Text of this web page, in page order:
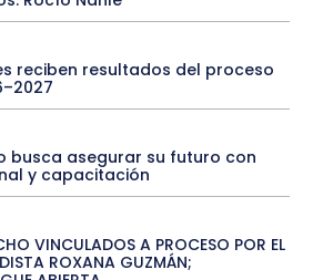
reciben resultados del proceso
busca asegurar su futuro con
y capacitación
VINCULADOS A PROCESO POR EL
ROXANA GUZMÁN;